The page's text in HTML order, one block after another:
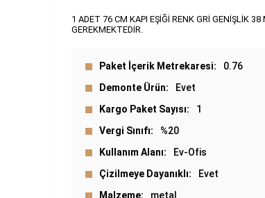
1 ADET 76 CM KAPI EŞİĞİ RENK GRİ GENİŞLİK
GEREKMEKTEDİR.
Paket İçerik Metrekaresi
0.76
Demonte Ürün
Evet
Kargo Paket Sayısı
1
Vergi Sınıfı
%20
Kullanım Alanı
Ev-Ofis
Çizilmeye Dayanıklı
Evet
Malzeme
metal